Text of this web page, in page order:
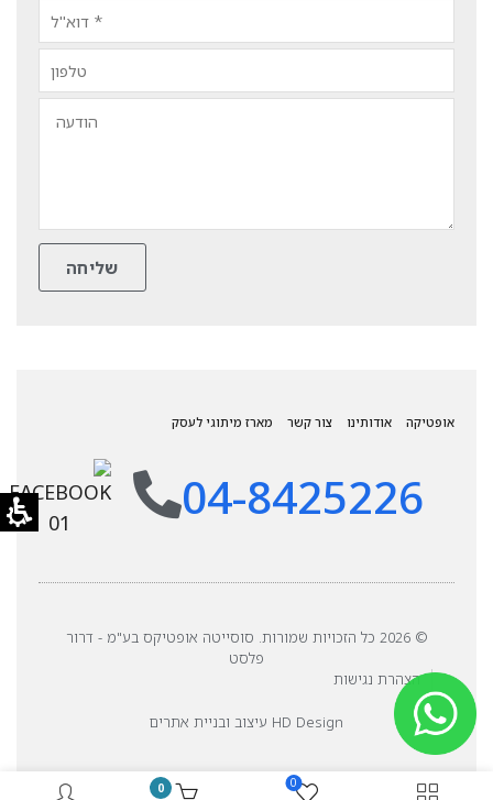
אופטיקה אודותינו צור קשר מארז מיתוגי לעסק
04-8425226
© 2026 כל הזכויות שמורות. סוסייטה אופטיקס בע"מ - דרור
פלסט
הצהרת נגישות
HD Design עיצוב ובניית אתרים
0
0